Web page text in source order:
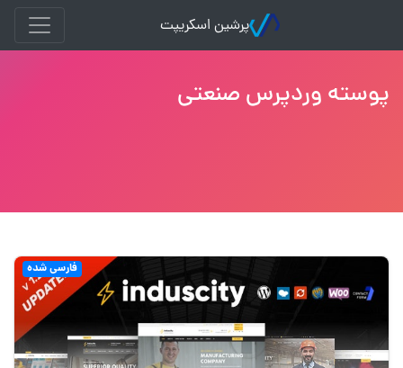
پرشین اسکریپت
پوسته وردپرس صنعتی
فارسی شده